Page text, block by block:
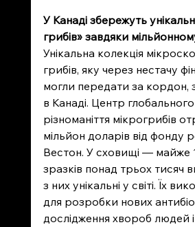
У Канаді збережуть
грибів» завдяки
Унікальна колекція
грибів, яку через нестачу
могли передати за кордон,
в Канаді. Центр глобального
різноманіття мікрогрибів
мільйон доларів від фонду
Вестон. У сховищі — майже
зразків понад трьох тисяч
з них унікальні у світі. Їх
для розробки нових
дослідження хвороб людей